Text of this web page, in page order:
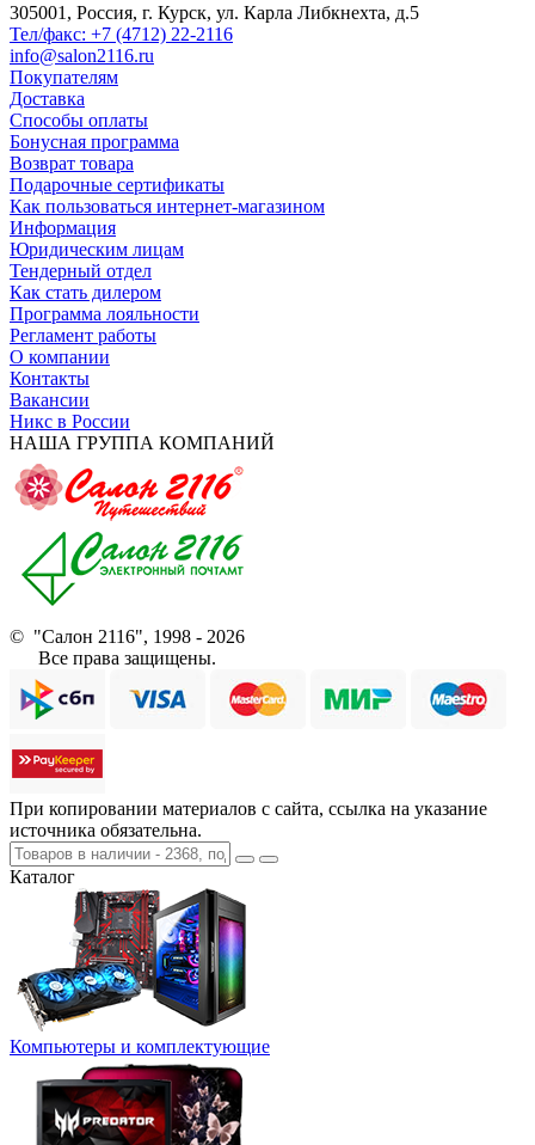
305001, Россия, г. Курск, ул. Карла Либкнехта, д.5
Тел/факс: +7 (4712) 22-2116
info@salon2116.ru
Покупателям
Доставка
Способы оплаты
Бонусная программа
Возврат товара
Подарочные сертификаты
Как пользоваться интернет-магазином
Информация
Юридическим лицам
Тендерный отдел
Как стать дилером
Программа лояльности
Регламент работы
О компании
Контакты
Вакансии
Никс в России
НАША ГРУППА КОМПАНИЙ
© "Салон 2116", 1998 - 2026
Все права защищены.
При копировании материалов с сайта, ссылка на указание
источника обязательна.
Каталог
Компьютеры и комплектующие